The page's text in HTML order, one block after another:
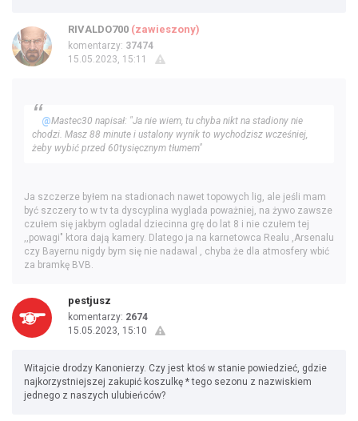
RIVALDO700 (zawieszony)
komentarzy: 37474
15.05.2023, 15:11
@Mastec30 napisał: "Ja nie wiem, tu chyba nikt na stadiony nie
chodzi. Masz 88 minute i ustalony wynik to wychodzisz wcześniej,
żeby wybić przed 60tysięcznym tłumem"
Ja szczerze byłem na stadionach nawet topowych lig, ale jeśli mam
być szczery to w tv ta dyscyplina wyglada poważniej, na żywo zawsze
czułem się jakbym ogladal dziecinna grę do lat 8 i nie czułem tej
,,powagi" ktora dają kamery. Dlatego ja na karnetowca Realu ,Arsenalu
czy Bayernu nigdy bym się nie nadawal , chyba że dla atmosfery wbić
za bramkę BVB.
pestjusz
komentarzy: 2674
15.05.2023, 15:10
Witajcie drodzy Kanonierzy. Czy jest ktoś w stanie powiedzieć, gdzie
najkorzystniejszej zakupić koszulkę * tego sezonu z nazwiskiem
jednego z naszych ulubieńców?